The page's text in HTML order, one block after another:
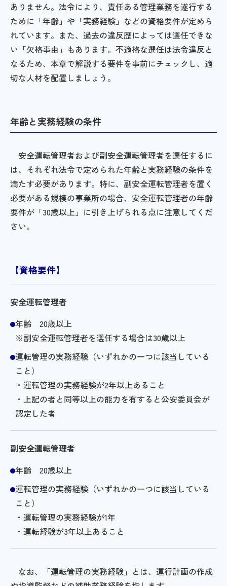
ありません。法令により、責任ある管理業務を遂行する
ために「年齢」や「実務経験」などの資格要件が定めら
れています。また、過去の違反歴によっては選任できな
い「欠格事由」もあります。不適格な選任は法令違反と
なるため、本章で解説する要件を事前にチェックし、適
切な人材を配置しましょう。
年齢と実務経験の条件
安全運転管理者および副安全運転管理者を選任するに
は、それぞれ法令で定められた年齢と実務経験の条件を
満たす必要があります。特に、副安全運転管理者を置く
必要がある規模の事業所の場合、安全運転管理者の年齢
要件が「30歳以上」に引き上げられる点に注意してくだ
さい。
【資格要件】
安全運転管理者
年齢 20歳以上
※副安全運転管理者を選任する場合は30歳以上
運転管理の実務経験（いずれかの一つに該当している
こと）
・運転管理の実務経験が2年以上あること
・上記の者と同等以上の能力を有すると公安委員会が
認定した者
副安全運転管理者
年齢 20歳以上
運転管理の実務経験（いずれかの一つに該当している
こと）
・運転管理の実務経験が1年
・運転経験が3年以上あること
なお、「運転管理の実務経験」とは、運行計画の作成